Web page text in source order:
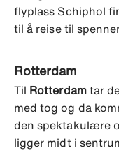
flyplass Schiphol
til å reise til
Rotterdam
Til Rotterdamtar
med tog og da
den spektakulære
ligger midt i